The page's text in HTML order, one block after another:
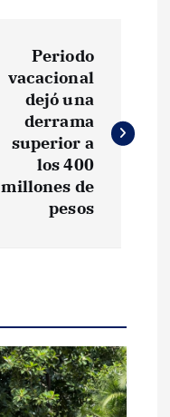
Periodo
vacacional
dejó una
derrama
superior a
los 400
millones de
pesos